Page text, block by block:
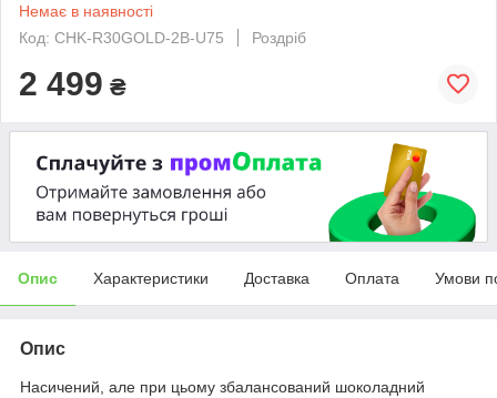
Немає в наявності
Код: CHK-R30GOLD-2B-U75
Роздріб
2 499 ₴
Опис Характеристики Доставка Оплата Умови
Опис
Насичений, але при цьому збалансований шоколадний